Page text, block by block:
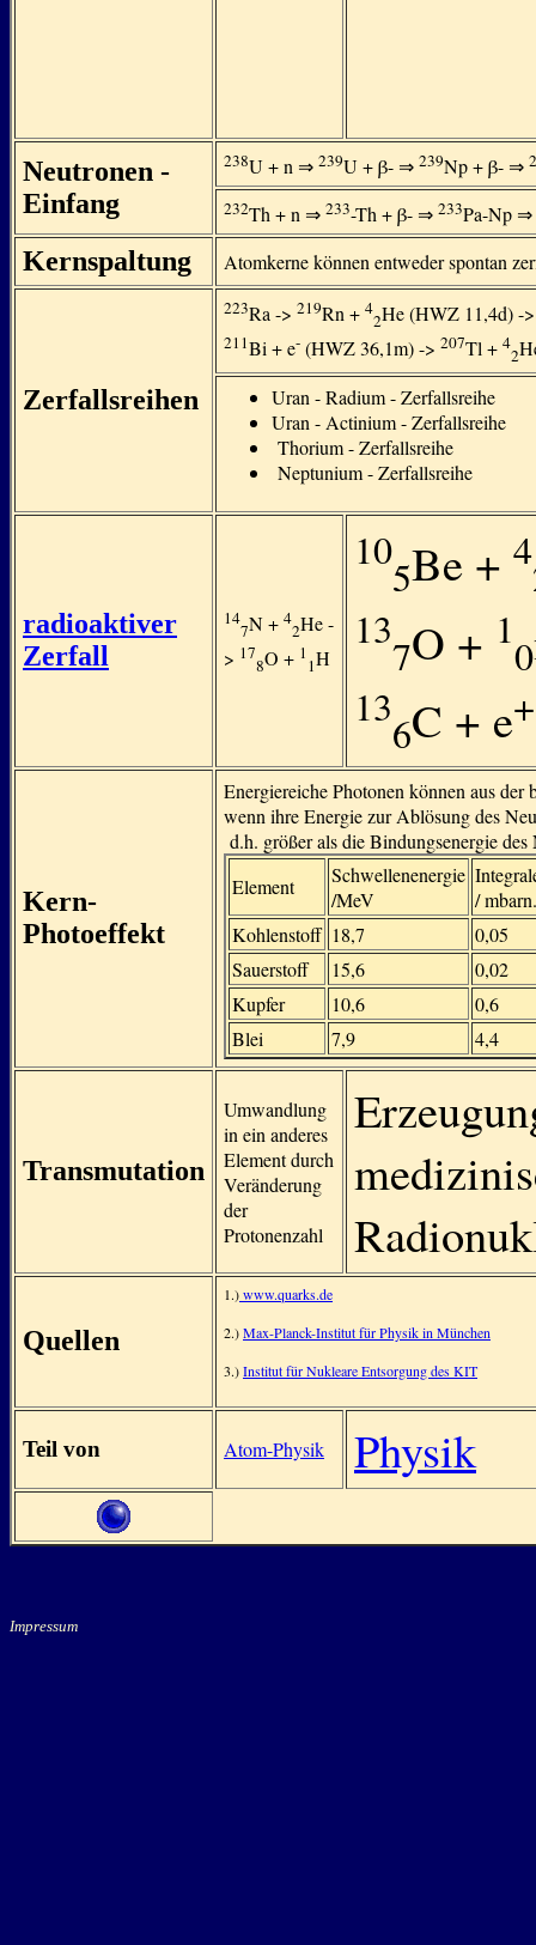
Neutronen -
Einfang
238U + n ⇒ 239U + β- ⇒ 239Np + β- ⇒
232Th + n ⇒ 233-Th + β- ⇒ 233Pa-Np
Kernspaltung Atomkerne können entweder spontan
Zerfallsreihen
223Ra -> 219Rn + 4
2He (HWZ 11,4d) -
211Bi + e- (HWZ 36,1m) -> 207Tl + 4
2
Uran - Radium - Zerfallsreihe
Uran - Actinium - Zerfallsreihe
Thorium - Zerfallsreihe
Neptunium - Zerfallsreihe
radioaktiver
Zerfall
14
7N + 4
2He -
> 17
8O + 1
1H
10
5Be + 4
13
7O + 1
0
13
6C + e+
Kern-
Photoeffekt
Energiereiche Photonen können aus
wenn ihre Energie zur Ablösung des
d.h. größer als die Bindungsenergie
Element
Schwellenenergie
/MeV
/
Kohlenstoff 18,7
0,05
Sauerstoff
15,6
0,02
Kupfer
10,6
0,6
Blei
7,9 4,4
Transmutation
Umwandlung
in ein anderes
Element durch
Veränderung
der
Protonenzahl
Quellen
1.)www.quarks.de
2.)Max-Planck-Institut für Physik in München
3.)Institut für Nukleare Entsorgung des KIT
Teil von Atom-Physik Physik
Impressum